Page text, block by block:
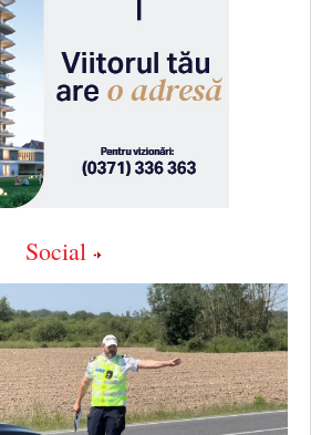
Social